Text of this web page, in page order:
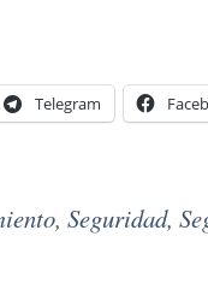
Telegram
, Seguridad,